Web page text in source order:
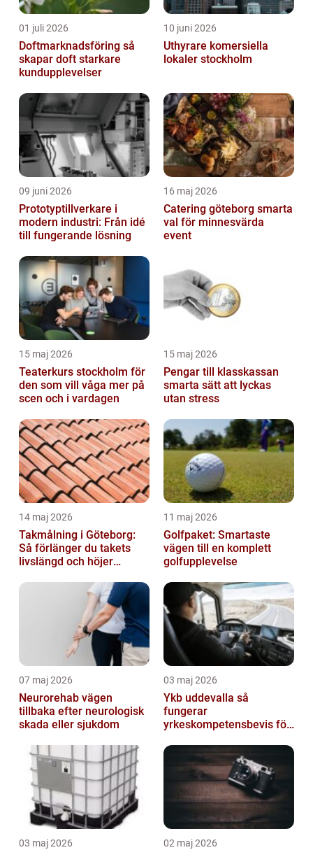
01 juli 2026
Doftmarknadsföring så
skapar doft starkare
kundupplevelser
10 juni 2026
Uthyrare komersiella
lokaler stockholm
09 juni 2026
Prototyptillverkare i
modern industri: Från idé
till fungerande lösning
16 maj 2026
Catering göteborg smarta
val för minnesvärda
event
15 maj 2026
Teaterkurs stockholm för
den som vill våga mer på
scen och i vardagen
15 maj 2026
Pengar till klasskassan
smarta sätt att lyckas
utan stress
14 maj 2026
Takmålning i Göteborg:
Så förlänger du takets
livslängd och höjer
11 maj 2026
Golfpaket: Smartaste
vägen till en komplett
golfupplevelse
07 maj 2026
Neurorehab vägen
tillbaka efter neurologisk
skada eller sjukdom
03 maj 2026
Ykb uddevalla så
fungerar
yrkeskompetensbevis för
03 maj 2026 02 maj 2026